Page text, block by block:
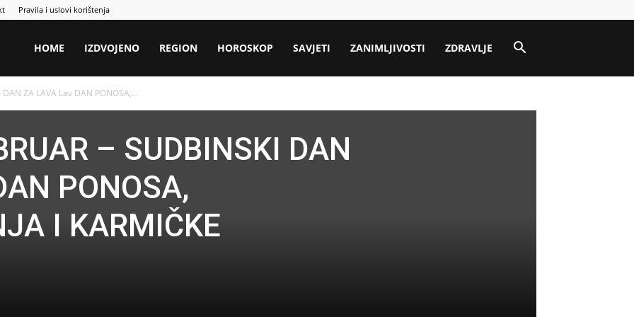
Pravila i uslovi korištenja
HOME IZDVOJENO REGION HOROSKOP SAVJETI ZANIMLJIVOSTI ZDRAVLJE
ZA LAVA Lav DAN PONOSA,...
– SUDBINSKI DAN
PONOSA,
I KARMIČKE